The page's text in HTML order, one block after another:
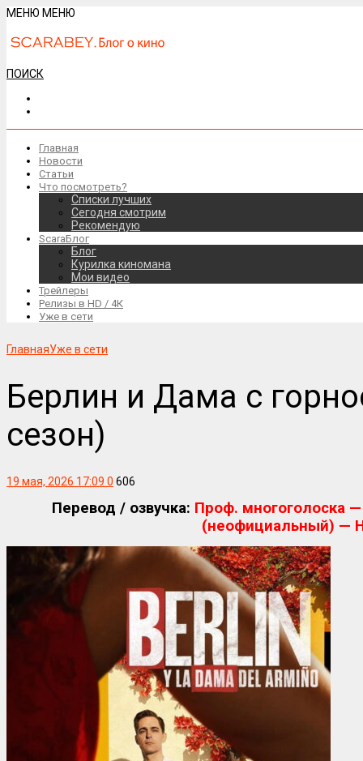
МЕНЮ МЕНЮ
ПОИСК
Главная
Новости
Статьи
Что посмотреть?
Списки лучших
Сегодня смотрим
Рекомендую
ScaraБлог
Блог
Курилка киномана
Мои видео
Трейлеры
Релизы в HD / 4К
Уже в сети
ГлавнаяУже в сети
Берлин и Дама с
сезон)
19 мая, 2026 17:09 0 606
Перевод / озвучка: Проф. многоголоска
(неофициальный) —